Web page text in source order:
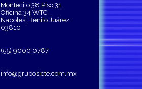
Montecito 38 Piso 31
Oficina 34 WTC
Napoles, Benito Juárez
03810
(55) 9000 0787
info@gruposiete.com.mx